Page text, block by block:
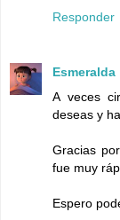
Responder
Esmeralda
A veces
deseas y
Gracias
fue muy
Espero